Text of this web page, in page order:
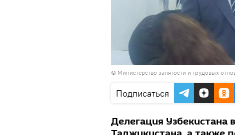
© Министерство занятости и трудовых
Подписаться
Делегация Узбекистана